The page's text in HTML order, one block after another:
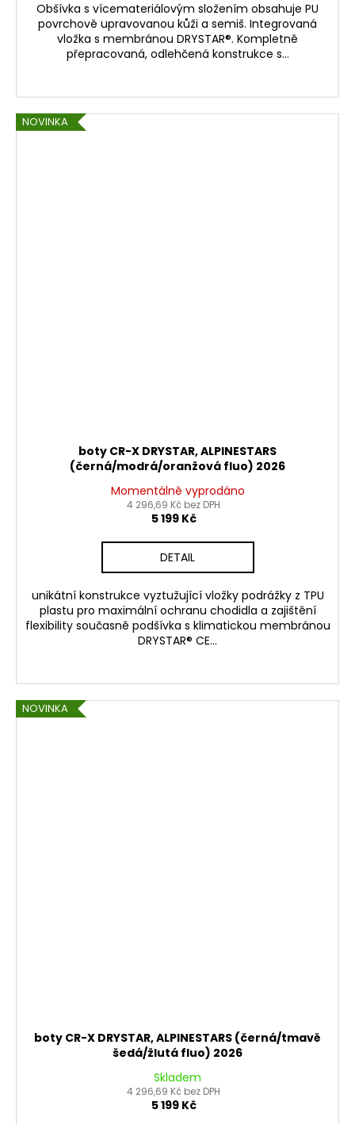
Obšívka s vícemateriálovým složením obsahuje PU
povrchově upravovanou kůži a semiš. Integrovaná
vložka s membránou DRYSTAR®. Kompletně
přepracovaná, odlehčená konstrukce s...
NOVINKA
boty CR-X DRYSTAR, ALPINESTARS
(černá/modrá/oranžová fluo) 2026
Momentálně vyprodáno
4 296,69 Kč bez DPH
5 199 Kč
DETAIL
unikátní konstrukce vyztužující vložky podrážky z TPU
plastu pro maximální ochranu chodidla a zajištění
flexibility současně podšívka s klimatickou membránou
DRYSTAR® CE...
NOVINKA
boty CR-X DRYSTAR, ALPINESTARS (černá/tmavě
šedá/žlutá fluo) 2026
Skladem
4 296,69 Kč bez DPH
5 199 Kč